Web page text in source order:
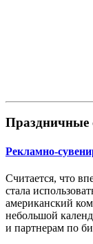
Праздничные
Рекламно-
Считается, что
стала
американский
небольшой
и партнерам по